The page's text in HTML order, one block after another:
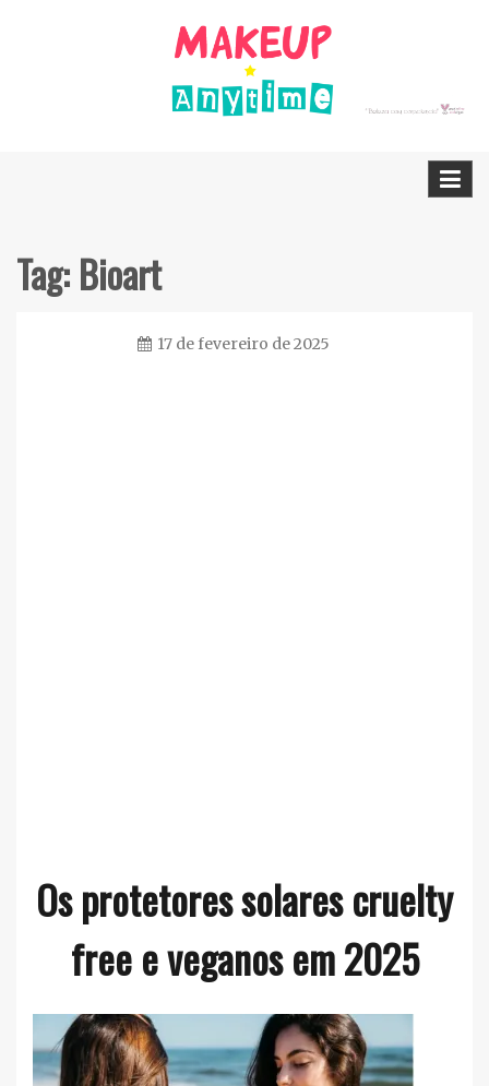
Tag:Bioart
17 de fevereiro de 2025
Os protetores solares cruelty
free e veganos em 2025
Pessoais,
Listas